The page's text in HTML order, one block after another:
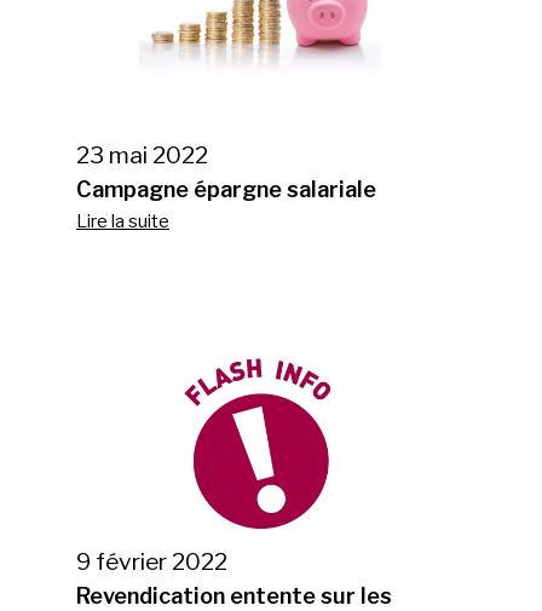
23 mai 2022
Campagne épargne salariale
Lire la suite
9 février 2022
Revendication entente sur les